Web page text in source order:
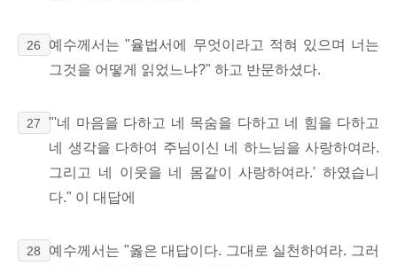
26
예수께서는 "율법서에 무엇이라고 적혀 있으며 너는
그것을 어떻게 읽었느냐?" 하고 반문하셨다.
27
"'네 마음을 다하고 네 목숨을 다하고 네 힘을 다하고
네 생각을 다하여 주님이신 네 하느님을 사랑하여라.
그리고 네 이웃을 네 몸같이 사랑하여라.' 하였습니
다." 이 대답에
28
예수께서는 "옳은 대답이다. 그대로 실천하여라. 그러